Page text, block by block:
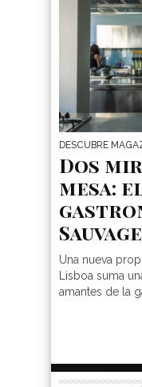
DESCUBRE
Dos
mesa:
Una nueva
Lisboa suma
amantes de la